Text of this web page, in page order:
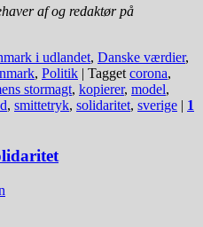
af og redaktør på
i udlandet, Danske værdier,
, Politik | Tagget corona,
stormagt, kopierer, model,
, smittetryk, solidaritet, sverige | 1